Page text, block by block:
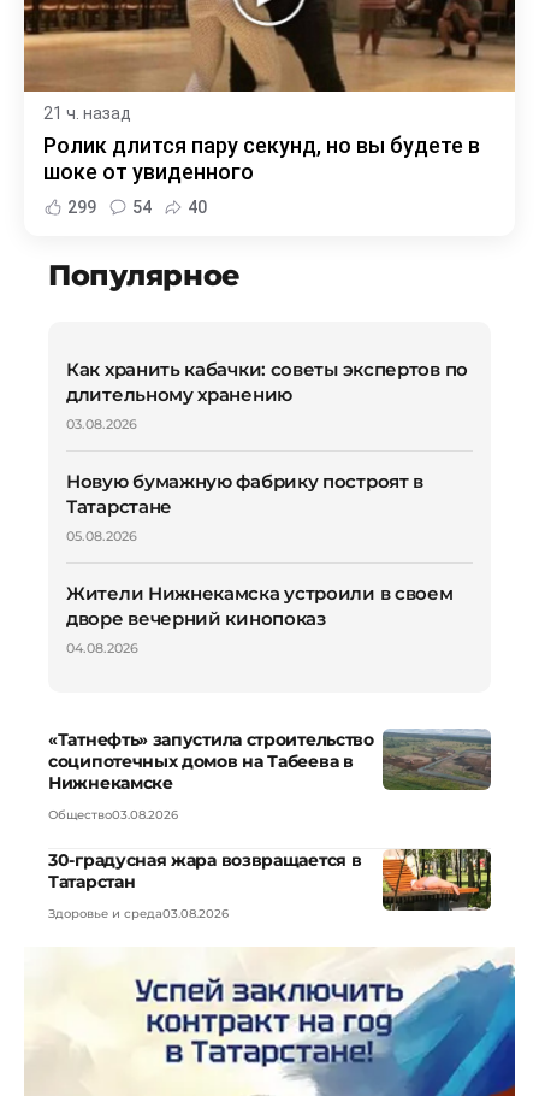
21 ч. назад
Ролик длится пару секунд, но вы будете в
шоке от увиденного
299 54 40
Популярное
Как хранить кабачки: советы экспертов по
длительному хранению
03.08.2026
Новую бумажную фабрику построят в
Татарстане
05.08.2026
Жители Нижнекамска устроили в своем
дворе вечерний кинопоказ
04.08.2026
«Татнефть» запустила строительство
соципотечных домов на Табеева в
Нижнекамске
Общество03.08.2026
30-градусная жара возвращается в
Татарстан
Здоровье и среда03.08.2026